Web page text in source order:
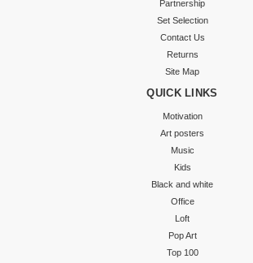
Partnership
Set Selection
Contact Us
Returns
Site Map
QUICK LINKS
Motivation
Art posters
Music
Kids
Black and white
Office
Loft
Pop Art
Top 100